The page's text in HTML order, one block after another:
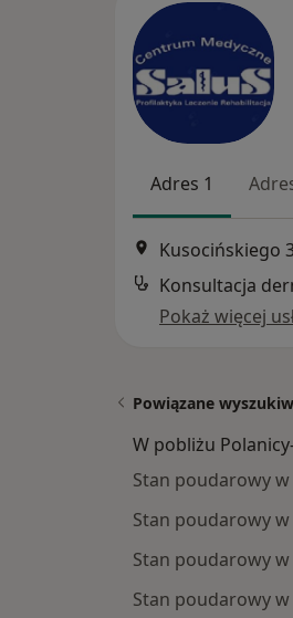
Adres 1
Kusocińskiego
Konsultacja
Pokaż więcej
Powiązane
W pobliżu
Stan poudarowy w
Stan poudarowy w
Stan poudarowy
Stan poudarowy